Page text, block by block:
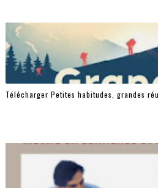
Télécharger Petites habitudes, grandes